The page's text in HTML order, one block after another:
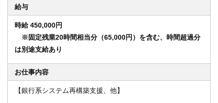
企業の方へ
CMSについて
オンライン登録する お問い合わせ
給与
時給 450,000円
※固定残業20時間相当分（65,000円）を含む、時間超過分
は別途支給あり
お仕事内容
【銀行系システム再構築支援、他】